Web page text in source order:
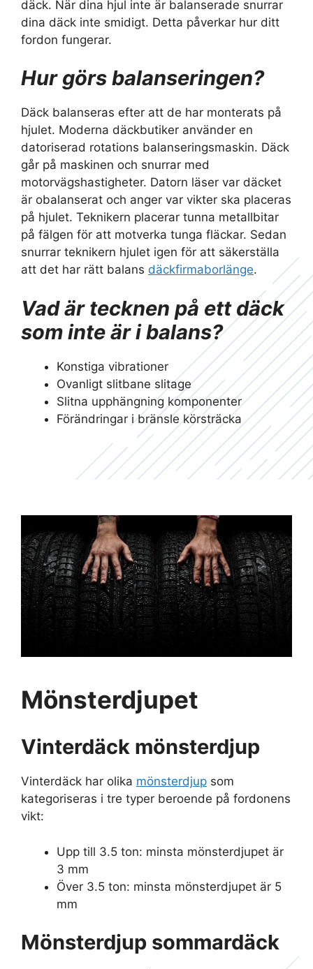
däck. När dina hjul inte är balanserade snurrar
dina däck inte smidigt. Detta påverkar hur ditt
fordon fungerar.
Hur görs balanseringen?
Däck balanseras efter att de har monterats på
hjulet. Moderna däckbutiker använder en
datoriserad rotations balanseringsmaskin. Däck
går på maskinen och snurrar med
motorvägshastigheter. Datorn läser var däcket
är obalanserat och anger var vikter ska placeras
på hjulet. Teknikern placerar tunna metallbitar
på fälgen för att motverka tunga fläckar. Sedan
snurrar teknikern hjulet igen för att säkerställa
att det har rätt balans däckfirmaborlänge.
Vad är tecknen på ett däck
som inte är i balans?
Konstiga vibrationer
Ovanligt slitbane slitage
Slitna upphängning komponenter
Förändringar i bränsle körsträcka
Mönsterdjupet
Vinterdäck mönsterdjup
Vinterdäck har olika mönsterdjup som
kategoriseras i tre typer beroende på fordonens
vikt:
Upp till 3.5 ton: minsta mönsterdjupet är
3 mm
Över 3.5 ton: minsta mönsterdjupet är 5
mm
Mönsterdjup sommardäck